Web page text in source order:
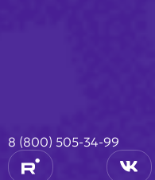
8 (800) 505-34-99